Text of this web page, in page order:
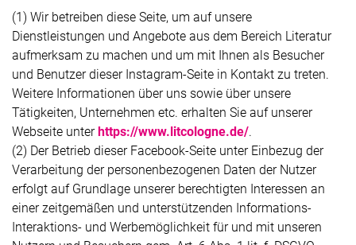
(1) Wir betreiben diese Seite, um auf unsere
Dienstleistungen und Angebote aus dem Bereich Literatur
aufmerksam zu machen und um mit Ihnen als Besucher
und Benutzer dieser Instagram-Seite in Kontakt zu treten.
Weitere Informationen über uns sowie über unsere
Tätigkeiten, Unternehmen etc. erhalten Sie auf unserer
Webseite unterhttps://www.litcologne.de/.
(2) Der Betrieb dieser Facebook-Seite unter Einbezug der
Verarbeitung der personenbezogenen Daten der Nutzer
erfolgt auf Grundlage unserer berechtigten Interessen an
einer zeitgemäßen und unterstützenden Informations-
Interaktions- und Werbemöglichkeit für und mit unseren